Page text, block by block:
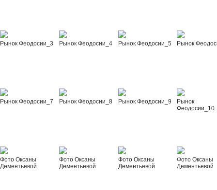
Рынок Феодосии_3 Рынок Феодосии_4 Рынок Феодосии_5 Рынок
Рынок Феодосии_7 Рынок Феодосии_8 Рынок Феодосии_9
Рынок
Феодосии_10
Фото Оксаны
Дементьевой
Фото Оксаны
Дементьевой
Фото Оксаны
Дементьевой
Фото Оксаны
Дементьевой